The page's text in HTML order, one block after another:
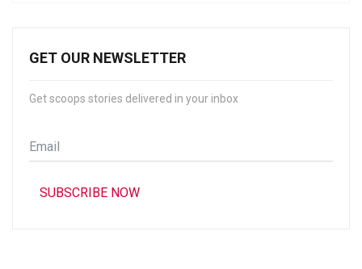
GET OUR NEWSLETTER
Get scoops stories delivered in your inbox
Email
*
SUBSCRIBE NOW